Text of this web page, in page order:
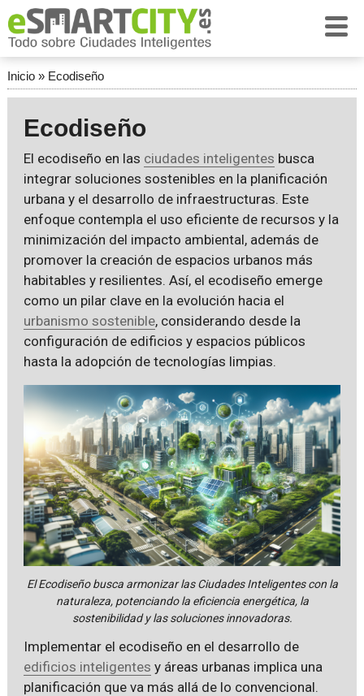
Inicio» Ecodiseño
Ecodiseño
El ecodiseño en las ciudades inteligentes busca
integrar soluciones sostenibles en la planificación
urbana y el desarrollo de infraestructuras. Este
enfoque contempla el uso eficiente de recursos y la
minimización del impacto ambiental, además de
promover la creación de espacios urbanos más
habitables y resilientes. Así, el ecodiseño emerge
como un pilar clave en la evolución hacia el
urbanismo sostenible, considerando desde la
configuración de edificios y espacios públicos
hasta la adopción de tecnologías limpias.
El Ecodiseño busca armonizar las Ciudades Inteligentes con la
naturaleza, potenciando la eficiencia energética, la
sostenibilidad y las soluciones innovadoras.
Implementar el ecodiseño en el desarrollo de
edificios inteligentes y áreas urbanas implica una
planificación que va más allá de lo convencional.